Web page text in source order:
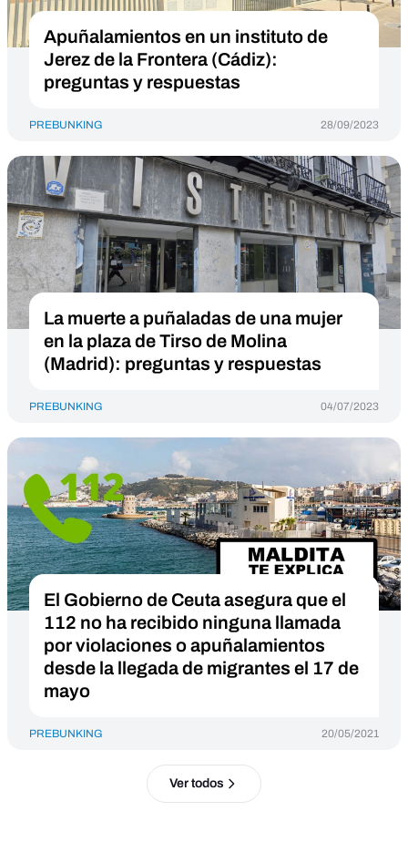
Apuñalamientos en un instituto de
Jerez de la Frontera (Cádiz):
preguntas y respuestas
PREBUNKING 28/09/2023
La muerte a puñaladas de una mujer
en la plaza de Tirso de Molina
(Madrid): preguntas y respuestas
PREBUNKING 04/07/2023
El Gobierno de Ceuta asegura que el
112 no ha recibido ninguna llamada
por violaciones o apuñalamientos
desde la llegada de migrantes el 17 de
mayo
PREBUNKING 20/05/2021
Ver todos